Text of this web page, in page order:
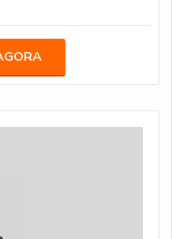
e possui banheiros e
reduzida.
contar com gerador